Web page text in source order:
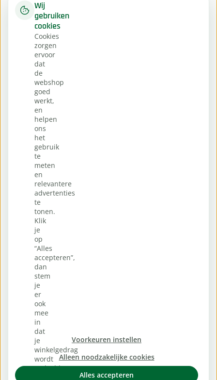
Wij
gebruiken
cookies
Cookies
zorgen
ervoor
dat
de
webshop
goed
werkt,
en
helpen
ons
het
gebruik
te
meten
en
relevantere
advertenties
te
tonen.
Klik
je
op
“Alles
accepteren”,
dan
stem
je
er
ook
mee
in
dat
je
winkelgedrag
wordt
gedeeld
Voorkeuren instellen
Alleen noodzakelijke cookies
Alles accepteren